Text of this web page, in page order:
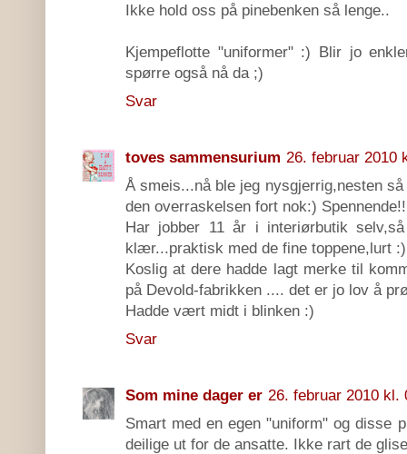
Ikke hold oss på pinebenken så lenge..
Kjempeflotte "uniformer" :) Blir jo
spørre også nå da ;)
Svar
toves sammensurium 26. februar 2010
Å smeis...nå ble jeg nysgjerrig,nesten
den overraskelsen fort nok:)
Har jobber 11 år i interiørbutik
klær...praktisk med de fine toppene,lurt :)
Koslig at dere hadde lagt merke til
på Devold-fabrikken .... det er jo lov å
Hadde vært midt i blinken :)
Svar
Som mine dager er 26. februar 2010 kl.
Smart med en egen "uniform" og disse
deilige ut for de ansatte. Ikke rart de